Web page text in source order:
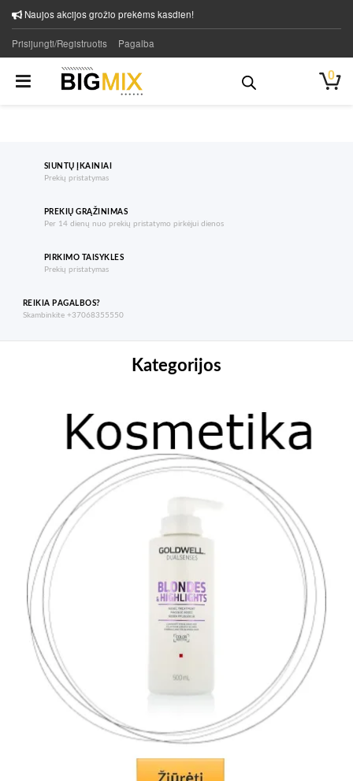
Naujos akcijos grožio prekėms kasdien!
Prisijungti/Registruotis Pagalba
0
SIUNTŲ ĮKAINIAI
Prekių pristatymas
PREKIŲ GRĄŽINIMAS
Per 14 dienų nuo prekių pristatymo pirkėjui dienos
PIRKIMO TAISYKLES
Prekių pristatymas
REIKIA PAGALBOS?
Skambinkite +37068355550
Kategorijos